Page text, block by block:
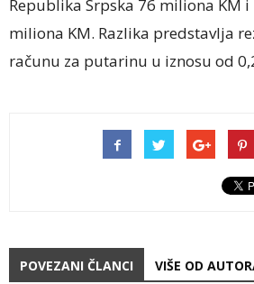
Republika Srpska 76 miliona KM
miliona KM. Razlika predstavlja
računu za putarinu u iznosu od
POVEZANI ČLANCI VIŠE OD